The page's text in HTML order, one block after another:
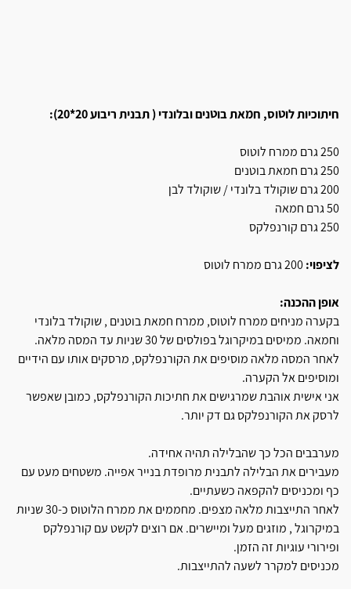
חיתוכיות לוטוס, חמאת בוטנים ובלונדי ( תבנית ריבוע 20*20):
250 גרם ממרח לוטוס
250 גרם חמאת בוטנים
200 גרם שוקולד בלונדי / שוקולד לבן
50 גרם חמאה
250 גרם קורנפלקס
לציפוי:
אופן ההכנה:
בקערה מניחים ממרח לוטוס, ממרח חמאת בוטנים , שוקולד בלונדי
וחמאה. ממיסים במיקרוגל בפולסים של 30 שניות עד המסה מלאה.
לאחר המסה מלאה מוסיפים את הקורנפלקס, מרסקים אותו עם הידיים
ומוסיפים אל הקערה.
אני אישית אוהבת שמרגישים את חתיכות הקורנפלקס, כמובן שאפשר
לרסק את הקורנפלקס גם דק יותר.
מערבבים הכל כך שהבלילה תהיה אחידה.
מעבירים את הבלילה לתבנית מרופדת בנייר אפייה. משטחים מעט עם
כף ומכניסים להקפאה כשעתיים.
לאחר התייצבות מלאה מצפים. מחממים את ממרח הלוטוס כ-30 שניות
במיקרוגל , מוזגים מעל ומיישרים. אם רוצים לקשט עם קורנפלקס
ופירורי עוגיות זה הזמן.
מכניסים למקרר לשעה להתייצבות.